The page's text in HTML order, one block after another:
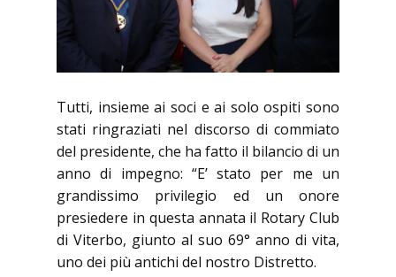
Tutti, insieme ai soci e ai solo ospiti sono
stati ringraziati nel discorso di commiato
del presidente, che ha fatto il bilancio di un
anno di impegno: “E’ stato per me un
grandissimo privilegio ed un onore
presiedere in questa annata il Rotary Club
di Viterbo, giunto al suo 69° anno di vita,
uno dei più antichi del nostro Distretto.